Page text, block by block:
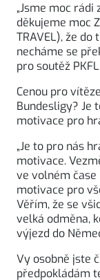
„Jsme moc rádi
děkujeme moc
TRAVEL), že
necháme se
pro soutěž
Cenou pro
Bundesligy? Je
motivace pro
„Je to pro nás
motivace.
ve volném čase
motivace pro
Věřím, že se
velká odměna,
výjezd do
Vy osobně jste
předpokládám